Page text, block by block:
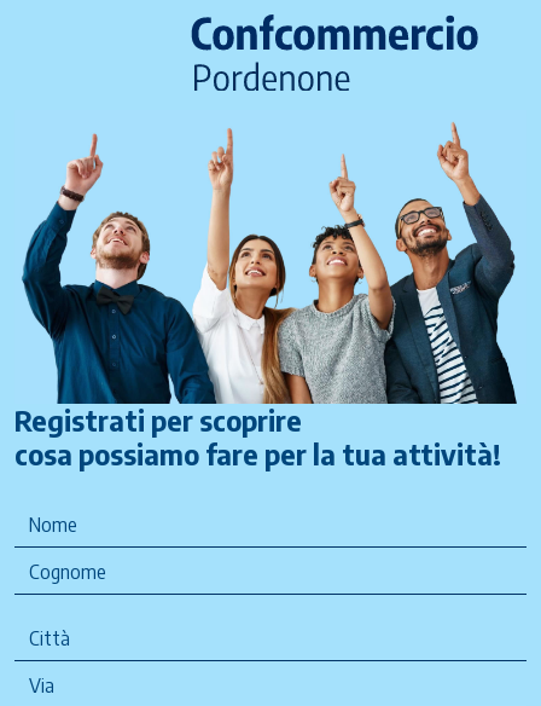
Registrati per scoprire
cosa possiamo fare per la tua attività!